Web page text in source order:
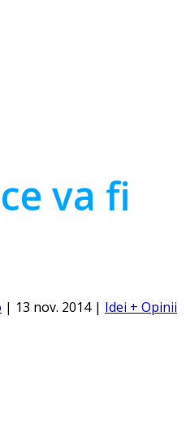
va fi
| 13 nov. 2014| Idei + Opinii